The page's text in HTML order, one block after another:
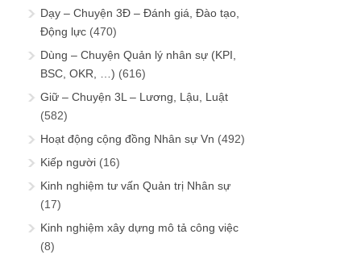
Dạy – Chuyện 3Đ – Đánh giá, Đào tạo,
Động lực (470)
Dùng – Chuyện Quản lý nhân sự (KPI,
BSC, OKR, …) (616)
Giữ – Chuyện 3L – Lương, Lậu, Luật
(582)
Hoạt động cộng đồng Nhân sự Vn (492)
Kiếp người (16)
Kinh nghiệm tư vấn Quản trị Nhân sự
(17)
Kinh nghiệm xây dựng mô tả công việc
(8)